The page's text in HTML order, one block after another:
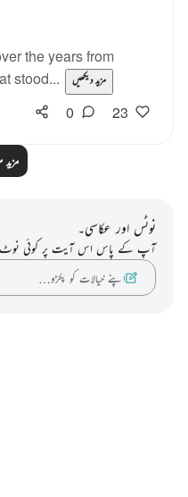
the years from
stood...
مزید دیکھیں
23
0
نوٹس اور عکاسی۔
آپ کے پاس اس آیت پر کوئی نوٹ
اپنے خیالات کو پکڑو…